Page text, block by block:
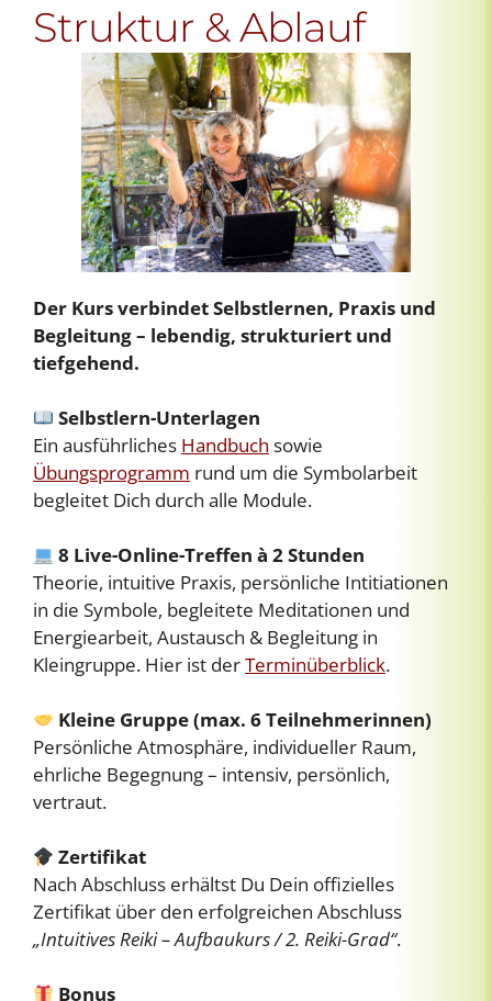
Struktur & Ablauf
Der Kurs verbindet Selbstlernen, Praxis und
Begleitung – lebendig, strukturiert und
tiefgehend.
Selbstlern-Unterlagen
Ein ausführliches Handbuch sowie
Übungsprogramm rund um die Symbolarbeit
begleitet Dich durch alle Module.
8 Live-Online-Treffen à 2 Stunden
Theorie, intuitive Praxis, persönliche Intitiationen
in die Symbole, begleitete Meditationen und
Energiearbeit, Austausch & Begleitung in
Kleingruppe. Hier ist derTerminüberblick.
Kleine Gruppe (max. 6 Teilnehmerinnen)
Persönliche Atmosphäre, individueller Raum,
ehrliche Begegnung – intensiv, persönlich,
vertraut.
Zertifikat
Nach Abschluss erhältst Du Dein offizielles
Zertifikat über den erfolgreichen Abschluss
„Intuitives Reiki – Aufbaukurs / 2. Reiki-Grad“.
Bonus